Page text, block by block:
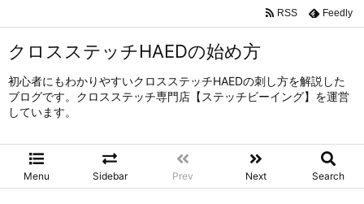
クロスステッチHAEDの始め方
初心者にもわかりやすいクロスステッチHAEDの刺し方を解説した
ブログです。クロスステッチ専門店【ステッチビーイング】を運営
しています。
Menu Sidebar Prev Next Search
RSS Feedly